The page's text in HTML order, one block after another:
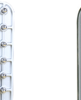
理设备